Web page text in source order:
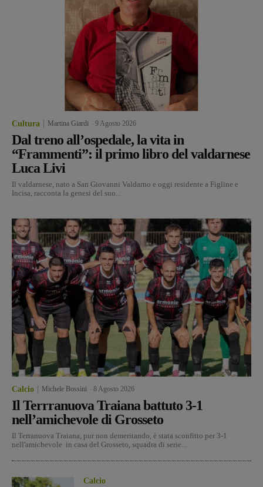
Cultura Martina Giardi 9 Agosto 2026
Dal treno all’ospedale, la vita in
“Frammenti”: il primo libro del valdarnese
Luca Livi
Il valdarnese, nato a San Giovanni Valdarno e oggi residente a Figline e
Incisa, racconta la genesi del suo...
Calcio Michele Bossini 8 Agosto 2026
Il Terrranuova Traiana battuto 3-1
nell’amichevole di Grosseto
Il Terranuova Traiana, pur non demeritando, è stata sconfitto per 3-1
nell'amichevole in casa del Grosseto, squadra di serie...
Calcio